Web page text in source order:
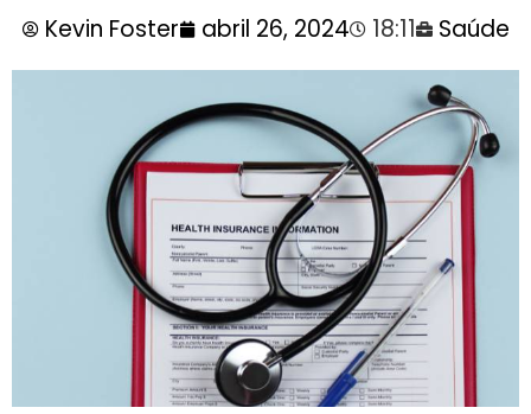
Kevin Foster abril 26, 2024 18:11 Saúde